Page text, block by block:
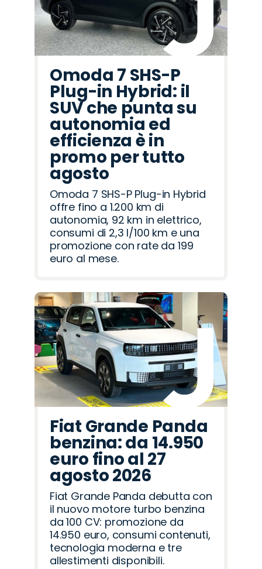
Omoda 7 SHS-P
Plug-in Hybrid: il
SUV che punta su
autonomia ed
efficienza è in
promo per tutto
agosto
Omoda 7 SHS-P Plug-in Hybrid
offre fino a 1.200 km di
autonomia, 92 km in elettrico,
consumi di 2,3 l/100 km e una
promozione con rate da 199
euro al mese.
Fiat Grande Panda
benzina: da 14.950
euro fino al 27
agosto 2026
Fiat Grande Panda debutta con
il nuovo motore turbo benzina
da 100 CV: promozione da
14.950 euro, consumi contenuti,
tecnologia moderna e tre
allestimenti disponibili.